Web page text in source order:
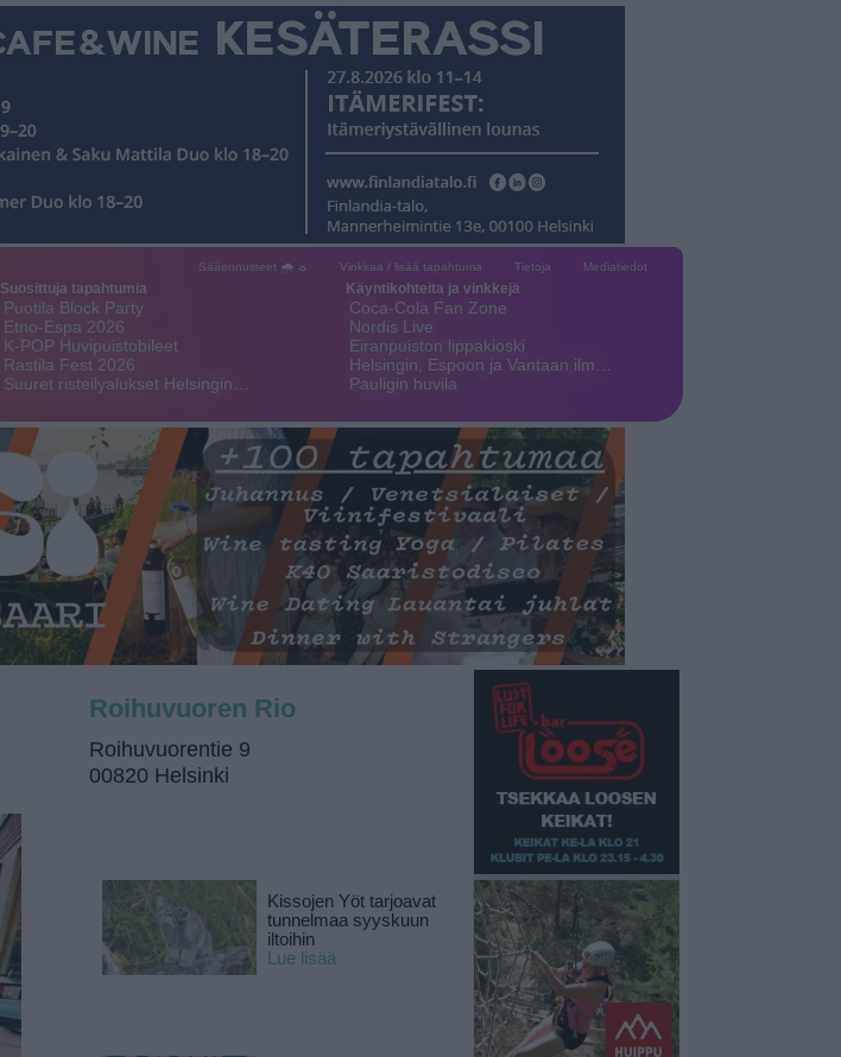
Sääennusteet 🌧 ☼ Vinkkaa / lisää tapahtuma Tietoja Mediatiedot
Suosittuja tapahtumia
Puotila Block Party
Etno-Espa 2026
K-POP Huvipuistobileet
Rastila Fest 2026
Suuret risteilyalukset Helsingin…
Käyntikohteita ja vinkkejä
Coca-Cola Fan Zone
Nordis Live
Eiranpuiston lippakioski
Helsingin, Espoon ja Vantaan ilm…
Pauligin huvila
Roihuvuoren Rio
Roihuvuorentie 9
00820 Helsinki
Kissojen Yöt tarjoavat
tunnelmaa syyskuun
iltoihin
Lue lisää